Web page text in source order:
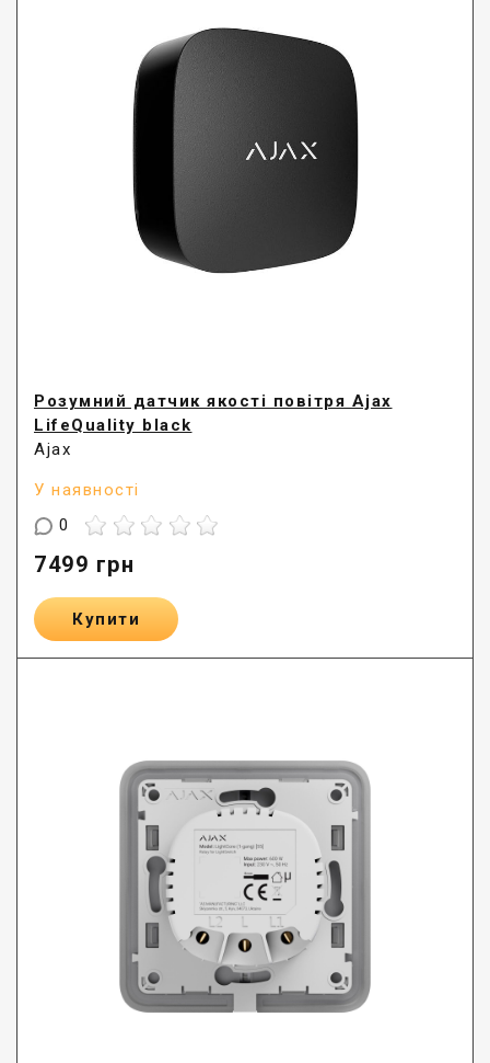
Розумний датчик якості повітря Ajax
LifeQuality black
Ajax
У наявності
0
7499 грн
Купити